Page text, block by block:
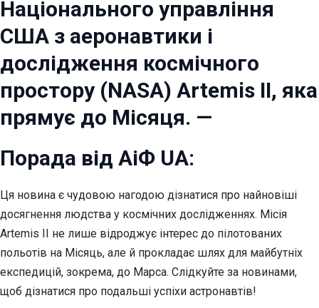
Національного управління
США з аеронавтики і
дослідження космічного
простору (NASA) Artemis II, яка
прямує до Місяця. —
Порада від АіФ UA:
Ця новина є чудовою нагодою дізнатися про найновіші
досягнення людства у космічних дослідженнях. Місія
Artemis II не лише відроджує інтерес до пілотованих
польотів на Місяць, але й прокладає шлях для майбутніх
експедицій, зокрема, до Марса. Слідкуйте за новинами,
щоб дізнатися про подальші успіхи астронавтів!